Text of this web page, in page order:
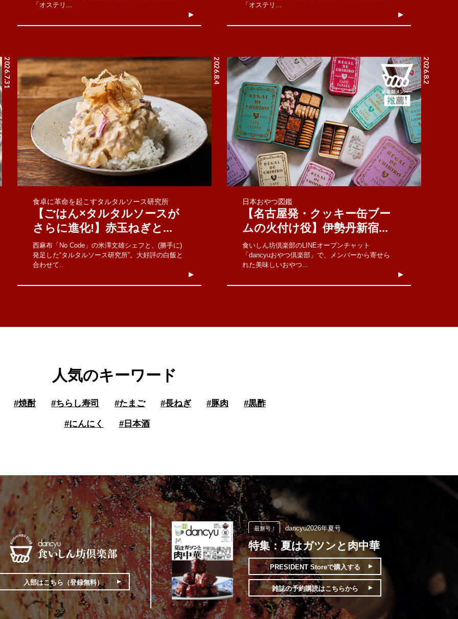
「オステリ...
「オステリ...
2026.7.31 2026.8.4
食卓に革命を起こすタルタルソース研究所
【ごはん×タルタルソースが
さらに進化!】赤玉ねぎと...
西麻布「No Code」の米澤文雄シェフと、(勝手に)
発足した“タルタルソース研究所”。大好評の白飯と
合わせて..
2026.8.2
日本おやつ図鑑
【名古屋発・クッキー缶ブー
ムの火付け役】伊勢丹新宿...
食いしん坊倶楽部のLINEオープンチャット
「dancyuおやつ倶楽部」で、メンバーから寄せら
れた美味しいおやつ...
人気のキーワード
#焼酎 #ちらし寿司 #たまご #長ねぎ #豚肉 #黒酢
#にんにく #日本酒
入部はこちら（登録無料）
最新号！ dancyu2026年夏号
特集：夏はガツンと肉中華
PRESIDENT Storeで購入する
雑誌の予約購読はこちらから